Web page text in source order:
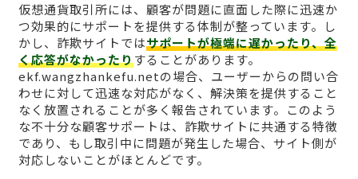
仮想通貨取引所には、顧客が問題に直面した際に迅速か
つ効果的にサポートを提供する体制が整っています。し
かし、詐欺サイトではサポートが極端に遅かったり、全
く応答がなかったりすることがあります。
ekf.wangzhankefu.netの場合、ユーザーからの問い合
わせに対して迅速な対応がなく、解決策を提供すること
なく放置されることが多く報告されています。このよう
な不十分な顧客サポートは、詐欺サイトに共通する特徴
であり、もし取引中に問題が発生した場合、サイト側が
対応しないことがほとんどです。